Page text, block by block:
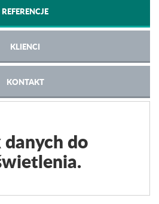
REFERENCJE
KLIENCI
KONTAKT
do